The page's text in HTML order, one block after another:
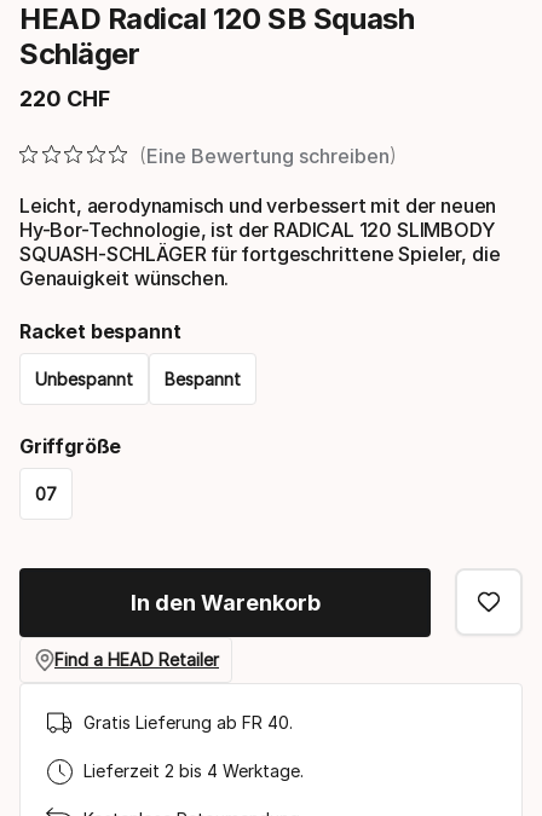
HEAD Radical 120 SB Squash
Schläger
220 CHF
Endpreis
Eine Bewertung schreiben
Leicht, aerodynamisch und verbessert mit der neuen
Hy-Bor-Technologie, ist der RADICAL 120 SLIMBODY
SQUASH-SCHLÄGER für fortgeschrittene Spieler, die
Genauigkeit wünschen.
Racket bespannt
Unbespannt Bespannt
select
option:
bespannt
Griffgröße
07
select
griffgröße
In den Warenkorb
Find a HEAD Retailer
Gratis Lieferung ab FR 40.
Lieferzeit 2 bis 4 Werktage.